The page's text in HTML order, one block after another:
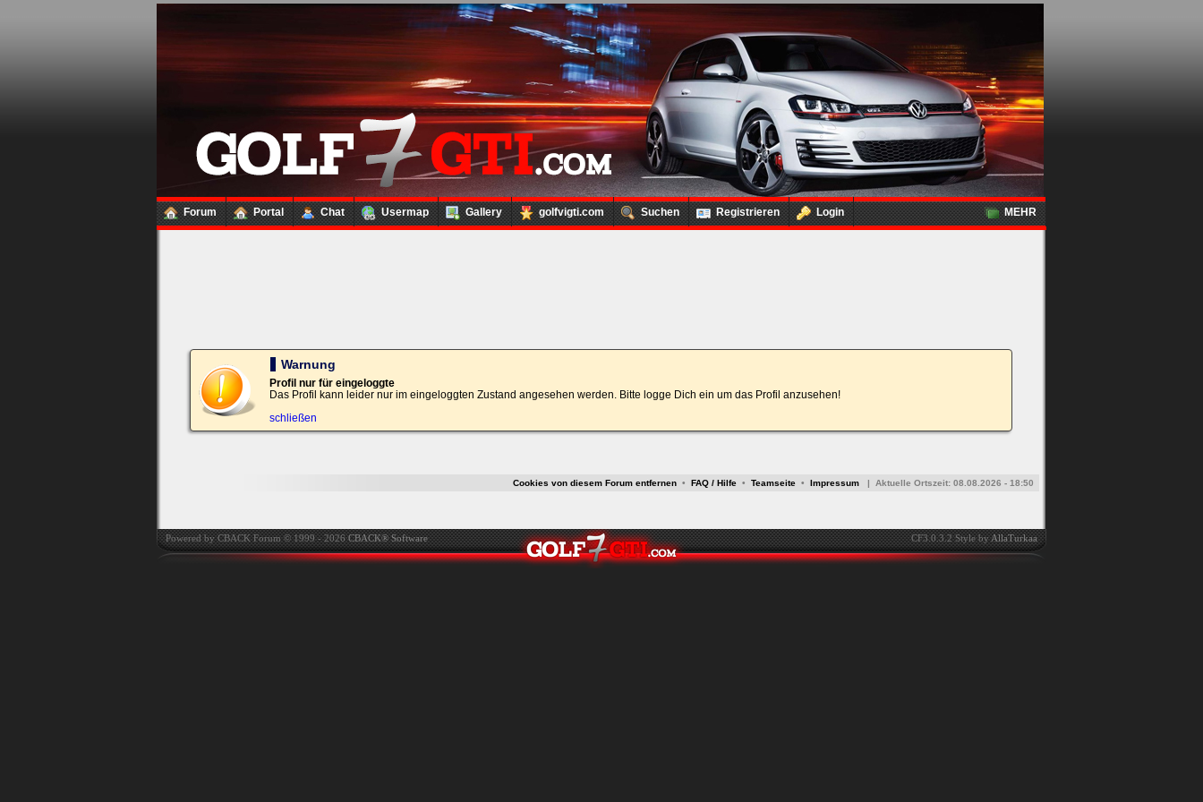
Forum Portal Chat Usermap Gallery golfvigti.com Suchen Registrieren Login MEHR
Loginbox
Trage
bitte
in
die
nachfolgenden
Felder
Deinen
Benutzernamen
und
Kennwort
ein,
um
Bei jedem Besuch
automatisch einloggen.
Warnung
Profil nur für eingeloggte
Das Profil kann leider nur im eingeloggten Zustand angesehen werden. Bitte logge Dich ein um das Profil anzusehen!
schließen
Cookies von diesem Forum entfernen • FAQ / Hilfe • Teamseite • Impressum | Aktuelle Ortszeit: 08.08.2026 - 18:50
Powered by CBACK Forum © 1999 - 2026CBACK® Software CF3.0.3.2 Style byAllaTurkaa